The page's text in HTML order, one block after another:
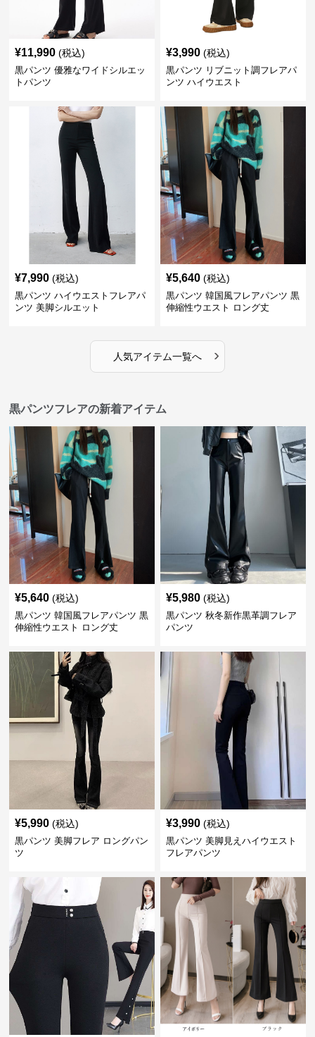
¥11,990 (税込)
黒パンツ 優雅なワイドシルエッ
トパンツ
¥3,990 (税込)
黒パンツ リブニット調フレアパ
ンツ ハイウエスト
¥7,990 (税込)
黒パンツ ハイウエストフレアパ
ンツ 美脚シルエット
¥5,640 (税込)
黒パンツ 韓国風フレアパンツ 黒
伸縮性ウエスト ロング丈
人気アイテム一覧へ ›
黒パンツフレアの新着アイテム
¥5,640 (税込)
黒パンツ 韓国風フレアパンツ 黒
伸縮性ウエスト ロング丈
¥5,980 (税込)
黒パンツ 秋冬新作黒革調フレア
パンツ
¥5,990 (税込)
黒パンツ 美脚フレア ロングパン
ツ
¥3,990 (税込)
黒パンツ 美脚見えハイウエスト
フレアパンツ